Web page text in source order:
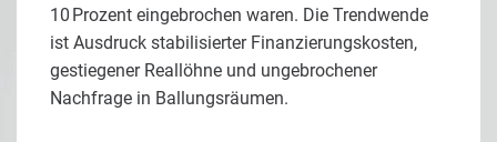
10 Prozent eingebrochen waren. Die Trendwende
ist Ausdruck stabilisierter Finanzierungskosten,
gestiegener Reallöhne und ungebrochener
Nachfrage in Ballungsräumen.